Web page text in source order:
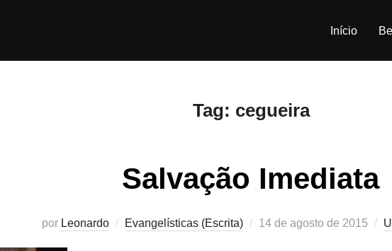
Início
Tag: cegueira
Salvação Imediata
por Leonardo Evangelísticas (Escrita)
Postado
14 de agosto de 2015